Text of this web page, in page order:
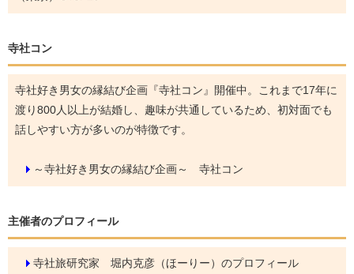
寺社コン
寺社好き男女の縁結び企画『寺社コン』開催中。これまで17年に
渡り800人以上が結婚し、趣味が共通しているため、初対面でも
話しやすい方が多いのが特徴です。
～寺社好き男女の縁結び企画～ 寺社コン
主催者のプロフィール
寺社旅研究家 堀内克彦（ほーりー）のプロフィール